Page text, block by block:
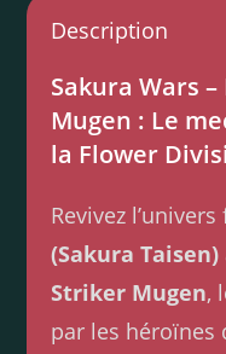
Description
Sakura Wars
Mugen : Le
la Flower
Revivez
(Sakura Taisen)
Striker Mugen,
par les héroïnes